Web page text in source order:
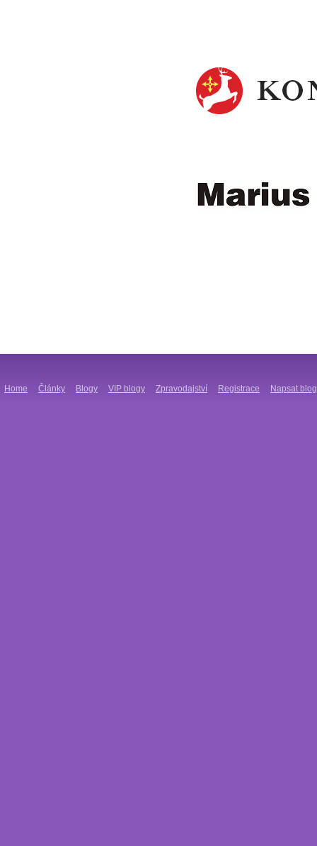
Home Články Blogy VIP blogy Zpravodajství Registrace Napsat blog